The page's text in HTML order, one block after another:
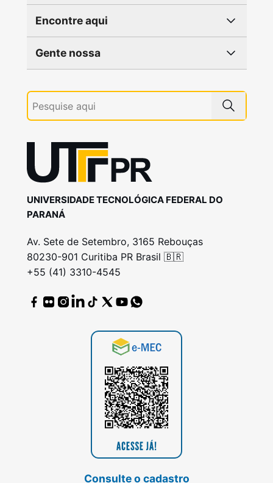
Encontre aqui
Gente nossa
UNIVERSIDADE TECNOLÓGICA FEDERAL DO
PARANÁ
Av. Sete de Setembro, 3165 Rebouças
80230-901 Curitiba PR Brasil 🇧🇷
+55 (41) 3310-4545
Consulte o cadastro